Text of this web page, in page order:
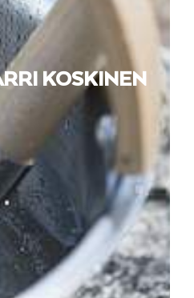
KOSKINEN